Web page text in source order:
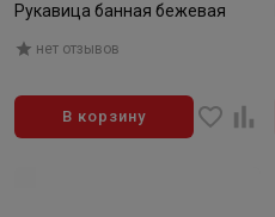
Рукавица банная бежевая
нет отзывов
В корзину